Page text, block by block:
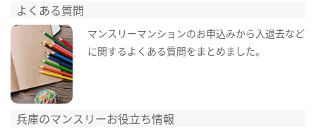
よくある質問
マンスリーマンションのお申込みから入退去など
に関するよくある質問をまとめました。
兵庫のマンスリーお役立ち情報